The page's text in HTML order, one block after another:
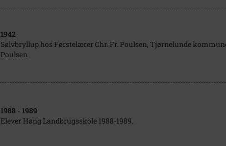
1942
Sølvbryllup hos Førstelærer Chr. Fr. Poulsen, Tjørnelunde
Poulsen
1988 - 1989
Elever Høng Landbrugsskole 1988-1989.